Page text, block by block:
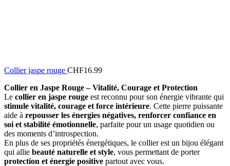
Collier jaspe rouge CHF16.99
Collier en Jaspe Rouge – Vitalité, Courage et Protection
Le collier en jaspe rouge est reconnu pour son énergie vibrante qui
stimule vitalité, courage et force intérieure. Cette pierre puissante
aide à repousser les énergies négatives, renforcer confiance en
soi et stabilité émotionnelle, parfaite pour un usage quotidien ou
des moments d’introspection.
En plus de ses propriétés énergétiques, le collier est un bijou élégant
qui allie beauté naturelle et style, vous permettant de porter
protection et énergie positive partout avec vous.